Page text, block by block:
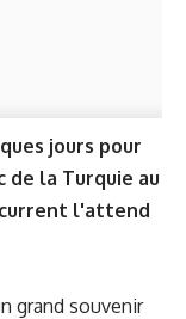
jours pour
de la Turquie au
l'attend
grand souvenir